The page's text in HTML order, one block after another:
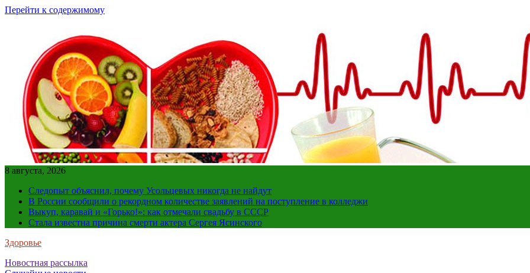
Перейти к содержимому
8 августа, 2026
Следопыт объяснил, почему Усольцевых никогда не найдут
В России сообщили о рекордном количестве заявлений на поступление в колледжи
Выкуп, каравай и «Горько!»: как отмечали свадьбу в СССР
Стала известна причина смерти актера Сергея Ясинского
Здоровье
Новостная рассылка